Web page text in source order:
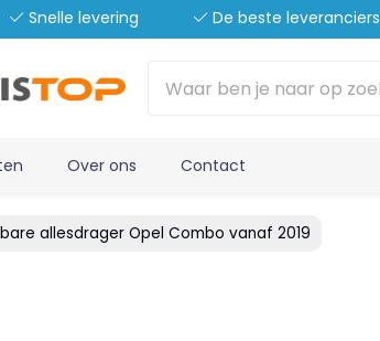
Snelle levering De beste leveranciers
Over ons Contact
allesdrager Opel Combo vanaf 2019